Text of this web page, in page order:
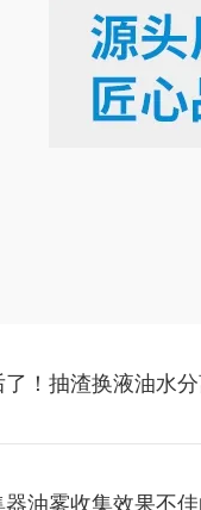
！抽渣换液油水
油雾收集效果不